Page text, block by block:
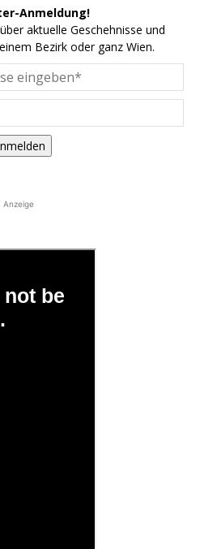
Anmeldung!
aktuelle Geschehnisse und
Bezirk oder ganz Wien.
Anzeige